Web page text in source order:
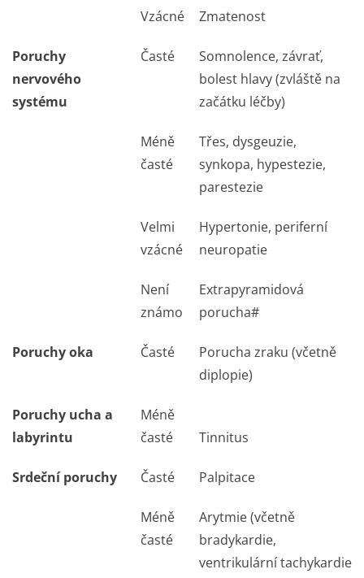
Vzácné Zmatenost
Poruchy
nervového
systému
Časté
Somnolence, závrať,
bolest hlavy (zvláště na
začátku léčby)
Méně
časté
Třes, dysgeuzie,
synkopa, hypestezie,
parestezie
Velmi
vzácné
Hypertonie, periferní
neuropatie
Není
známo
Extrapyramidová
porucha#
Poruchy oka Časté
Porucha zraku (včetně
diplopie)
Poruchy ucha a
labyrintu
Méně
časté
Tinnitus
Srdeční poruchy Časté Palpitace
Méně
časté
Arytmie (včetně
bradykardie,
ventrikulární tachykardie